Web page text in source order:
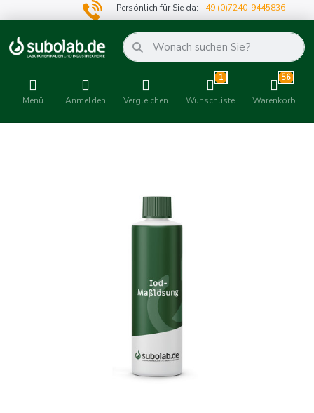
Persönlich für Sie da:+49 (0)7240-9445836
Menü Anmelden Vergleichen
1
Wunschliste
56
Warenkorb